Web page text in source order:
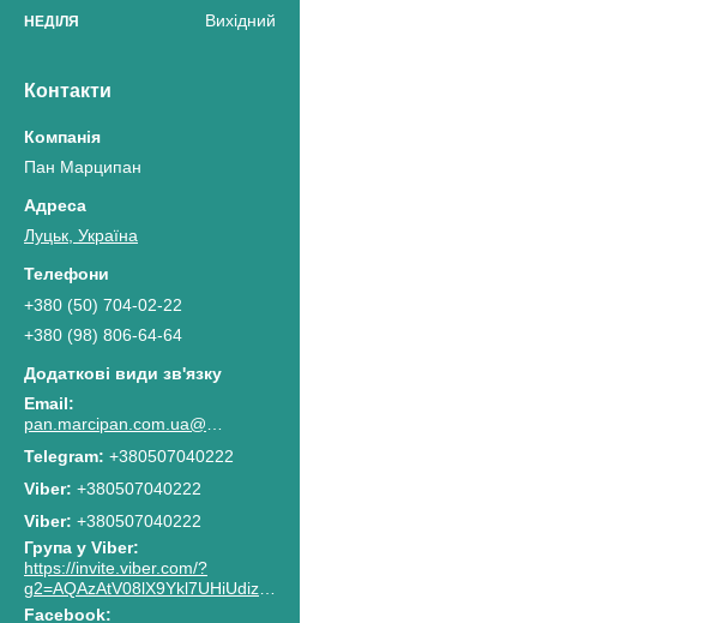
НЕДІЛЯ Вихідний
Контакти
Пан Марципан
Луцьк, Україна
+380 (50) 704-02-22
+380 (98) 806-64-64
pan.marcipan.com.ua@gmail.com
+380507040222
+380507040222
Viber +380507040222
Група у Viber
https://invite.viber.com/?
g2=AQAzAtV08lX9Ykl7UHiUdiz2lJaGpR6lsG8M4RbzQPAkG0NWtCn7PhJnwk8g8F2c
Facebook